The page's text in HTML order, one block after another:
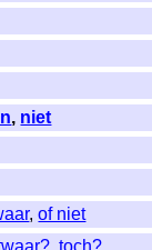
, niet
,of niet